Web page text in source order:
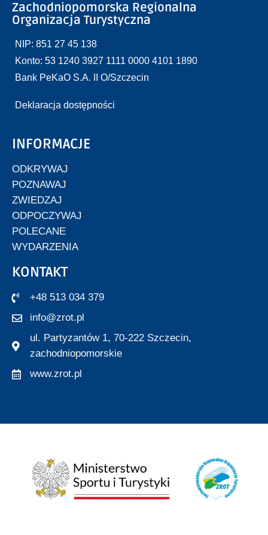
Zachodniopomorska Regionalna
Organizacja Turystyczna
NIP: 851 27 45 138
Konto: 53 1240 3927 1111 0000 4101 1890
Bank PeKaO S.A. II O/Szczecin
Deklaracja dostępności
INFORMACJE
ODKRYWAJ
POZNAWAJ
ZWIEDZAJ
ODPOCZYWAJ
POLECANE
WYDARZENIA
KONTAKT
+48 513 034 379
info@zrot.pl
ul. Partyzantów 1, 70-222 Szczecin,
zachodniopomorskie
www.zrot.pl